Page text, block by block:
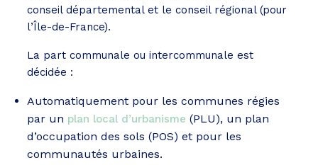
conseil départemental et le conseil régional (pour
l’Île-de-France).
La part communale ou intercommunale est
décidée :
Automatiquement pour les communes régies
par un plan local d’urbanisme (PLU), un plan
d’occupation des sols (POS) et pour les
communautés urbaines.